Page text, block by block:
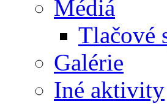
Médiá
Tlačové
Galérie
Iné aktivity